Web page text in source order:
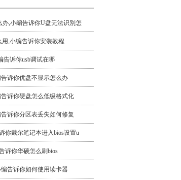
办,小编告诉你U盘无法识别怎
用,小编告诉你安装教程
告诉你usb调试在哪
诉你优盘不显示怎么办
诉你硬盘怎么低级格式化
诉你分区表丢失如何修复
你戴尔笔记本进入bios设置u
诉你华硕怎么刷bios
告诉你如何使用读卡器